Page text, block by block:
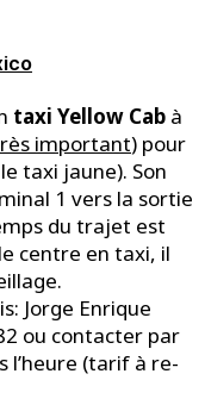
taxi Yellow Cab à
important) pour
taxi jaune). Son
1 vers la sortie
du trajet est
centre en taxi, il
Jorge Enrique
ou contacter par
l’heure (tarif à re-